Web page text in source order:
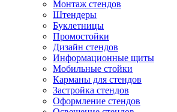
Монтаж стендов
Штендеры
Буклетницы
Промостойки
Дизайн стендов
Информационные щиты
Мобильные стойки
Карманы для стендов
Застройка стендов
Оформление стендов